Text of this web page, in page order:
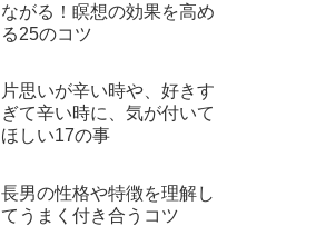
ながる！瞑想の効果を高め
る25のコツ
片思いが辛い時や、好きす
ぎて辛い時に、気が付いて
ほしい17の事
長男の性格や特徴を理解し
てうまく付き合うコツ